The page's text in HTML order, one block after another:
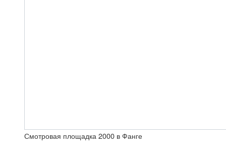
Смотровая площадка 2000 в Фанге